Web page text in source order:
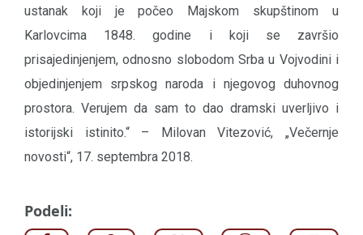
ustanak koji je počeo Majskom skupštinom u
Karlovcima 1848. godine i koji se završio
prisajedinjenjem, odnosno slobodom Srba u Vojvodini i
objedinjenjem srpskog naroda i njegovog duhovnog
prostora. Verujem da sam to dao dramski uverljivo i
istorijski istinito.“ – Milovan Vitezović, „Večernje
novosti“, 17. septembra 2018.
Podeli: